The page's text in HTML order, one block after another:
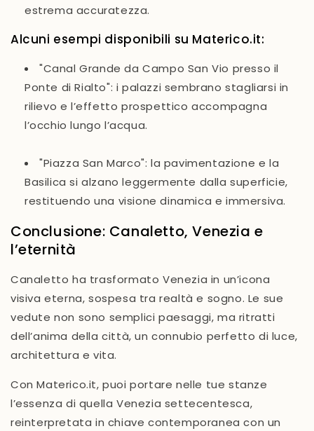
estrema accuratezza.
Alcuni esempi disponibili su Materico.it:
"Canal Grande da Campo San Vio presso il
Ponte di Rialto": i palazzi sembrano stagliarsi in
rilievo e l’effetto prospettico accompagna
l’occhio lungo l’acqua.
"Piazza San Marco": la pavimentazione e la
Basilica si alzano leggermente dalla superficie,
restituendo una visione dinamica e immersiva.
Conclusione: Canaletto, Venezia e
l’eternità
Canaletto ha trasformatoVenezia in un’icona
visiva eterna, sospesa tra realtà e sogno. Le sue
vedute non sono semplici paesaggi, ma ritratti
dell’anima della città, un connubio perfetto di luce,
architettura e vita.
ConMaterico.it, puoi portare nelle tue stanze
l’essenza di quella Venezia settecentesca,
reinterpretata in chiave contemporanea con un